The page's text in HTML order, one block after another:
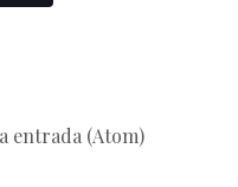
entrada (Atom)